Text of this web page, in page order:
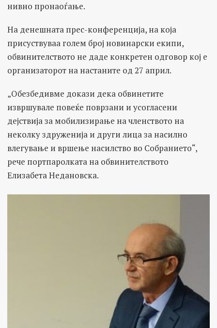
нивно пронаоѓање.
На денешната прес-конференција, на која
присуствуваа голем број новинарски екипи,
обвинителството не даде конкретен одговор кој е
организаторот на настаните од 27 април.
„Обезбедивме докази дека обвинетите
извршувале повеќе поврзани и усогласени
дејствија за мобилизирање на членството на
неколку здруженија и други лица за насилно
влегување и вршење насилство во Собранието“,
рече портпаролката на обвинителството
Елизабета Недановска.